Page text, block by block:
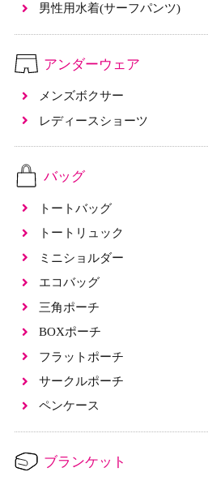
男性用水着(サーフパンツ)
アンダーウェア
メンズボクサー
レディースショーツ
バッグ
トートバッグ
トートリュック
ミニショルダー
エコバッグ
三角ポーチ
BOXポーチ
フラットポーチ
サークルポーチ
ペンケース
ブランケット